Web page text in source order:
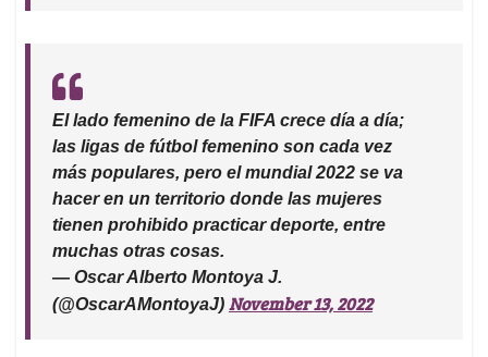
El lado femenino de la FIFA crece día a día;
las ligas de fútbol femenino son cada vez
más populares, pero el mundial 2022 se va
hacer en un territorio donde las mujeres
tienen prohibido practicar deporte, entre
muchas otras cosas.
— Oscar Alberto Montoya J.
(@OscarAMontoyaJ) November 13, 2022